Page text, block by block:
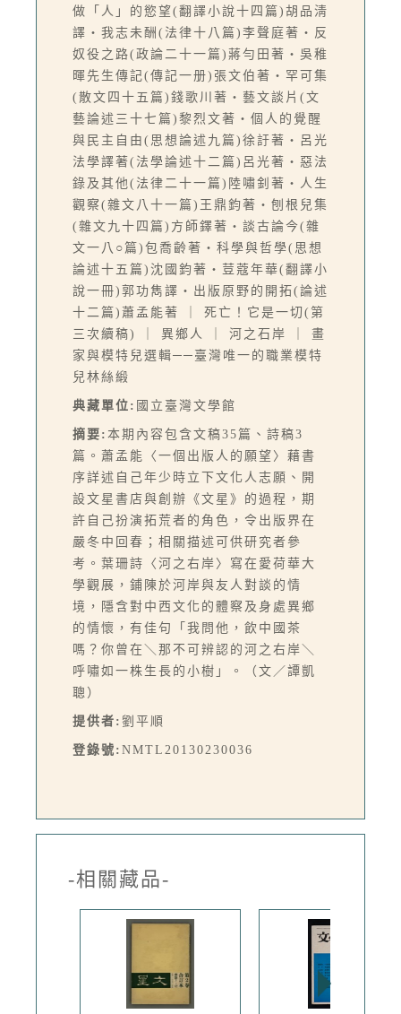
做「人」的慾望(翻譯小說十四篇)胡品淸
譯‧我志未酬(法律十八篇)李聲庭著‧反
奴役之路(政論二十一篇)蔣勻田著‧吳稚
暉先生傳記(傳記一册)張文伯著‧罕可集
(散文四十五篇)錢歌川著‧藝文談片(文
藝論述三十七篇)黎烈文著‧個人的覺醒
與民主自由(思想論述九篇)徐訏著‧呂光
法學譯著(法學論述十二篇)呂光著‧惡法
錄及其他(法律二十一篇)陸嘯釗著‧人生
觀察(雜文八十一篇)王鼎鈞著‧刨根兒集
(雜文九十四篇)方師鐸著‧談古論今(雜
文一八○篇)包喬齡著‧科學與哲學(思想
論述十五篇)沈國鈞著‧荳蔻年華(翻譯小
說一冊)郭功雋譯‧出版原野的開拓(論述
十二篇)蕭孟能著 ｜ 死亡！它是一切(第
三次續稿) ｜ 異鄉人 ｜ 河之石岸 ｜ 畫
家與模特兒選輯──臺灣唯一的職業模特
兒林絲緞
典藏單位: 國立臺灣文學館
摘要: 本期內容包含文稿35篇、詩稿3
篇。蕭孟能〈一個出版人的願望〉藉書
序詳述自己年少時立下文化人志願、開
設文星書店與創辦《文星》的過程，期
許自己扮演拓荒者的角色，令出版界在
嚴冬中回春；相關描述可供研究者參
考。葉珊詩〈河之右岸〉寫在愛荷華大
學觀展，鋪陳於河岸與友人對談的情
境，隱含對中西文化的體察及身處異鄉
的情懷，有佳句「我問他，飲中國茶
嗎？你曾在＼那不可辨認的河之右岸＼
呼嘯如一株生長的小樹」。（文／譚凱
聰）
提供者: 劉平順
登錄號: NMTL20130230036
-相關藏品-